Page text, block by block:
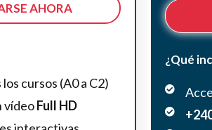
AHORA
cursos (A0 a C2)
vídeoFull HD
¿Qué